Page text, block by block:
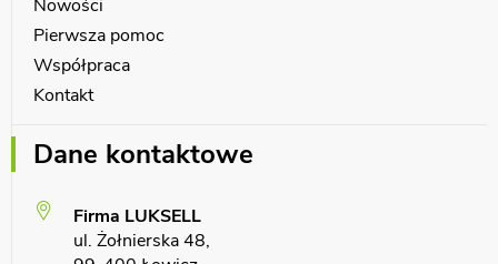
Nowości
Pierwsza pomoc
Współpraca
Kontakt
Dane kontaktowe
Firma LUKSELL
ul. Żołnierska 48,